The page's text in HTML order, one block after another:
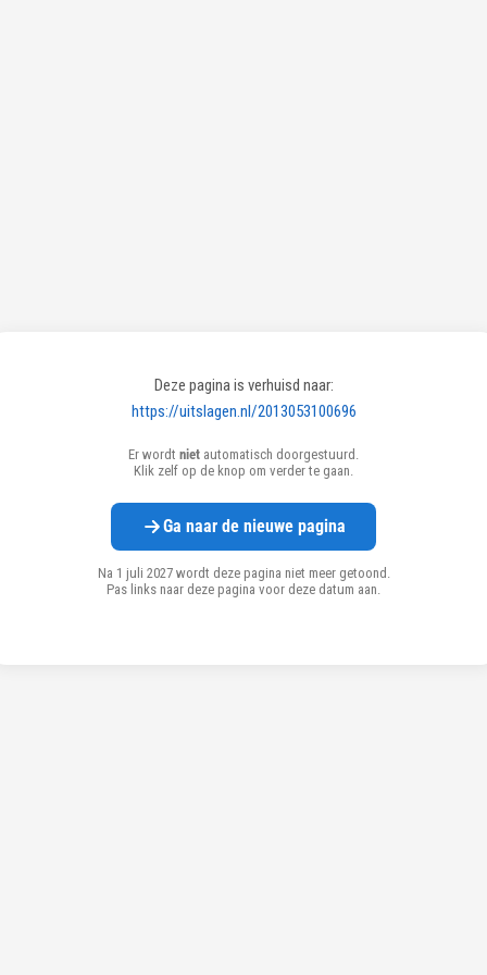
Deze pagina is verhuisd naar:
https://uitslagen.nl/2013053100696
Er wordt niet automatisch doorgestuurd.
Klik zelf op de knop om verder te gaan.
Ga naar de nieuwe pagina
Na 1 juli 2027 wordt deze pagina niet meer getoond.
Pas links naar deze pagina voor deze datum aan.